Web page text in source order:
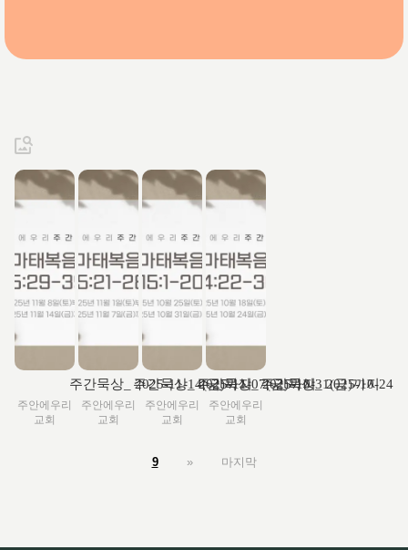
주간묵상_ 2025-11-14(금)까지
주안에우리
교회
주간묵상_ 2025-11-07(금)까지
주안에우리
교회
주간묵상_ 2025-10-31(금)까지
주안에우리
교회
주간묵상_ 2025-10-24(
주안에우리
교회
9 » 마지막